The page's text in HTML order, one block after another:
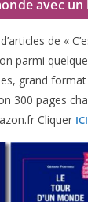
avec un
de «
par­mi quelque
grand
300 pages
Cliquer ICI